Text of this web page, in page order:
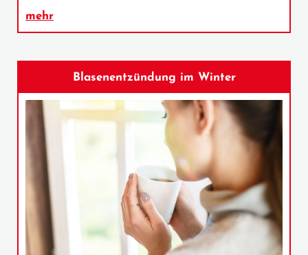
mehr
Blasenentzündung im Winter